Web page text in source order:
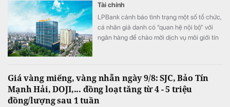
Tài chính
LPBank cảnh báo tình trạng một số tổ chức,
cá nhân giả danh có “quan hệ nội bộ” với
ngân hàng để chào mời dịch vụ môi giới tín
thông tin đăng nhập, mã OTP và chữ ký số.
Giá vàng miếng, vàng nhẫn ngày 9/8: SJC, Bảo Tín
Mạnh Hải, DOJI,... đồng loạt tăng từ 4 - 5 triệu
đồng/lượng sau 1 tuần